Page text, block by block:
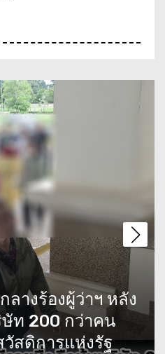
มืองกาฬสินธุ์จัดขบวนแห่
าอย่างยิ่งใหญ่
ณลุงขับกระบะปาดหน้า
ดเจ็บ ประกันบอกว่าเด็ก
มาทร่วม
นกาฬสินธุ์ MOU กับ
หาสารคาม สร้างเครือ
กเรียน
วยรถบรรทุกไม่
ขวา